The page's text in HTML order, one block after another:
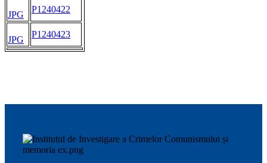
JPG
P1240422
JPG
P1240423